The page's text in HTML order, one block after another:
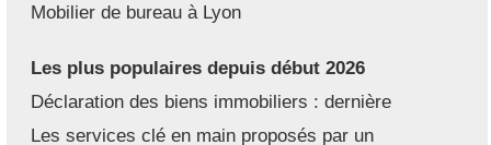
Mobilier de bureau à Lyon
Les plus populaires depuis début 2026
Déclaration des biens immobiliers : dernière
Les services clé en main proposés par un